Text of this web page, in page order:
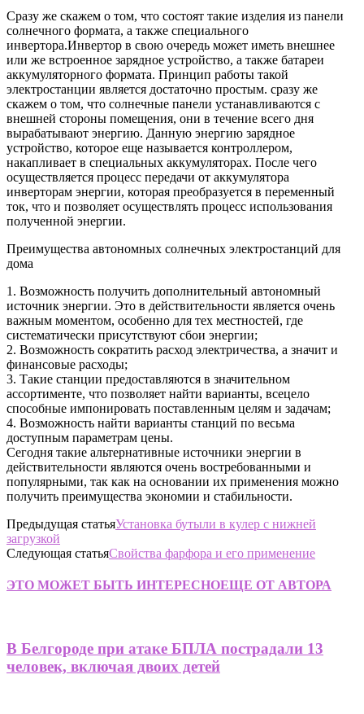
Сразу же скажем о том, что состоят такие изделия из панели
солнечного формата, а также специального
инвертора.Инвертор в свою очередь может иметь внешнее
или же встроенное зарядное устройство, а также батареи
аккумуляторного формата. Принцип работы такой
электростанции является достаточно простым. сразу же
скажем о том, что солнечные панели устанавливаются с
внешней стороны помещения, они в течение всего дня
вырабатывают энергию. Данную энергию зарядное
устройство, которое еще называется контроллером,
накапливает в специальных аккумуляторах. После чего
осуществляется процесс передачи от аккумулятора
инверторам энергии, которая преобразуется в переменный
ток, что и позволяет осуществлять процесс использования
полученной энергии.
Преимущества автономных солнечных электростанций для
дома
1. Возможность получить дополнительный автономный
источник энергии. Это в действительности является очень
важным моментом, особенно для тех местностей, где
систематически присутствуют сбои энергии;
2. Возможность сократить расход электричества, а значит и
финансовые расходы;
3. Такие станции предоставляются в значительном
ассортименте, что позволяет найти варианты, всецело
способные импонировать поставленным целям и задачам;
4. Возможность найти варианты станций по весьма
доступным параметрам цены.
Сегодня такие альтернативные источники энергии в
действительности являются очень востребованными и
популярными, так как на основании их применения можно
получить преимущества экономии и стабильности.
Предыдущая статьяУстановка бутыли в кулер с нижней
загрузкой
Следующая статьяСвойства фарфора и его применение
ЭТО МОЖЕТ БЫТЬ ИНТЕРЕСНОЕЩЕ ОТ АВТОРА
В Белгороде при атаке БПЛА пострадали 13
человек, включая двоих детей